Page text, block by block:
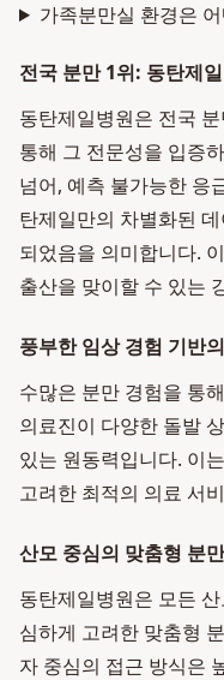
가족분만실 환경은
전국 분만 1위: 동탄제
동탄제일병원은 전국
통해 그 전문성을 입증
넘어, 예측 불가능한 응
탄제일만의 차별화된
되었음을 의미합니다.
출산을 맞이할 수 있는
풍부한 임상 경험 기반
수많은 분만 경험을 통
의료진이 다양한 돌발
있는 원동력입니다. 이
고려한 최적의 의료 서
산모 중심의 맞춤형 분
동탄제일병원은 모든
심하게 고려한 맞춤형
자 중심의 접근 방식은